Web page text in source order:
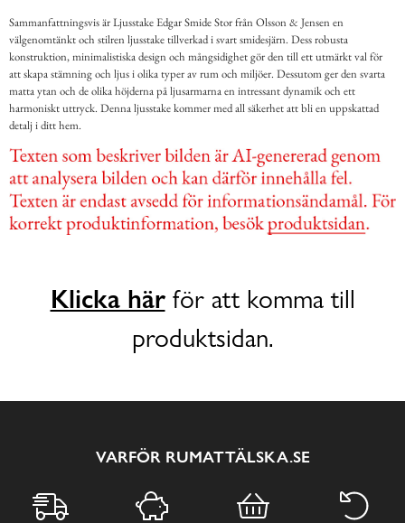
Sammanfattningsvis är Ljusstake Edgar Smide Stor från Olsson & Jensen en
välgenomtänkt och stilren ljusstake tillverkad i svart smidesjärn. Dess robusta
konstruktion, minimalistiska design och mångsidighet gör den till ett utmärkt val för
att skapa stämning och ljus i olika typer av rum och miljöer. Dessutom ger den svarta
matta ytan och de olika höjderna på ljusarmarna en intressant dynamik och ett
harmoniskt uttryck. Denna ljusstake kommer med all säkerhet att bli en uppskattad
detalj i ditt hem.
Klicka härför att komma till
produktsidan.
VARFÖR RUMATTÄLSKA.SE